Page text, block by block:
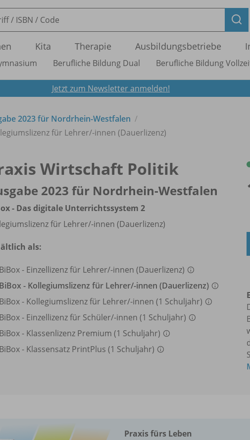
Kita Therapie Ausbildungsbetriebe
Berufliche Bildung Dual Berufliche Bildung
Jetzt zum Newsletter anmelden!
2023 für Nordrhein-Westfalen
für Lehrer/-innen (Dauerlizenz)
Wirtschaft Politik
2023 für Nordrhein-Westfalen
- Das digitale Unterrichtssystem 2
für Lehrer/-innen (Dauerlizenz)
als:
BiBox - Einzellizenz für Lehrer/-innen (Dauerlizenz)
BiBox - Kollegiumslizenz für Lehrer/-innen (Dauerlizenz)
BiBox - Kollegiumslizenz für Lehrer/-innen (1 Schuljahr)
BiBox - Einzellizenz für Schüler/-innen (1 Schuljahr)
BiBox - Klassenlizenz Premium (1 Schuljahr)
BiBox - Klassensatz PrintPlus (1 Schuljahr)
Praxis fürs Leben